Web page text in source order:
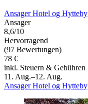
Ansager Hotel og Hytteby
Ansager
8,6/10
Hervorragend
(97 Bewertungen)
78 €
inkl. Steuern & Gebühren
11. Aug.–12. Aug.
Ansager Hotel og Hytteby